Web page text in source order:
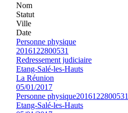
Nom
Statut
Ville
Date
Personne physique
2016122800531
Redressement judiciaire
Etang-Salé-les-Hauts
La Réunion
05/01/2017
Personne physique2016122800531
Etang-Salé-les-Hauts